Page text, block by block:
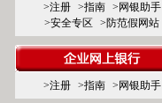
>注册 >指南
>网银助手
>安全专区
>防范假网站
>注册 >指南 >网银助手